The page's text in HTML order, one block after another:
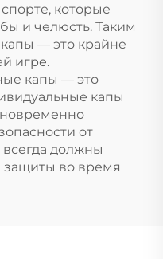
которые
и челюсть. Таким
— это крайне
игре.
капы — это
капы
от
должны
защиты во время